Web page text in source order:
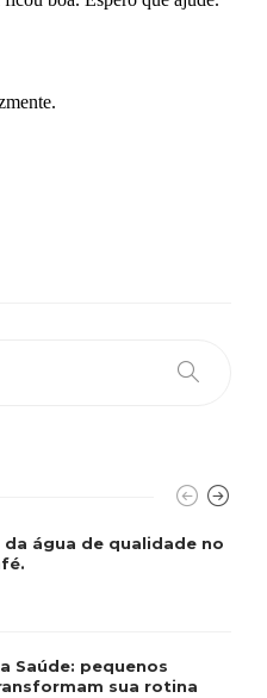
água de qualidade no
Saúde: pequenos
sua rotina